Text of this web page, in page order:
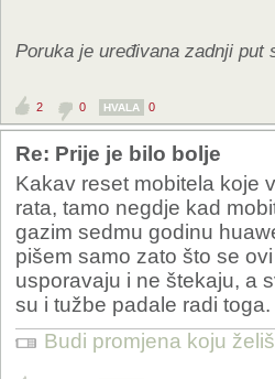
Poruka je uređivana zadnji put
2 0 HVALA 0
Re: Prije je bilo bolje
Kakav reset mobitela koje
rata, tamo negdje kad
gazim sedmu godinu
pišem samo zato što se
usporavaju i ne štekaju, a
su i tužbe padale radi toga.
Budi promjena koju